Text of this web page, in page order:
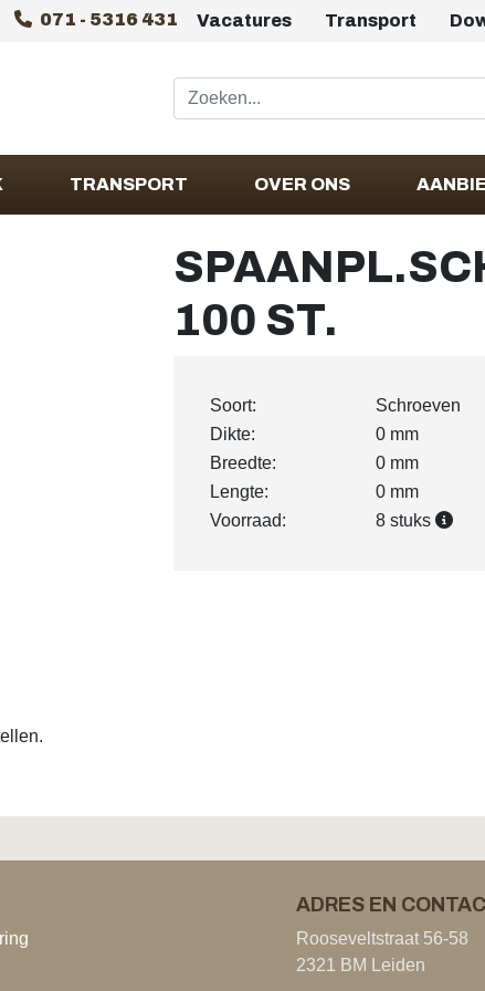
071 - 5316 431 Vacatures Transport
TRANSPORT OVER ONS
100 ST.
Soort:
Schroeven
Dikte:
0 mm
Breedte:
0 mm
Lengte:
0 mm
Voorraad:
8 stuks
ADRES EN
Rooseveltstraat 56-58
2321 BM Leiden